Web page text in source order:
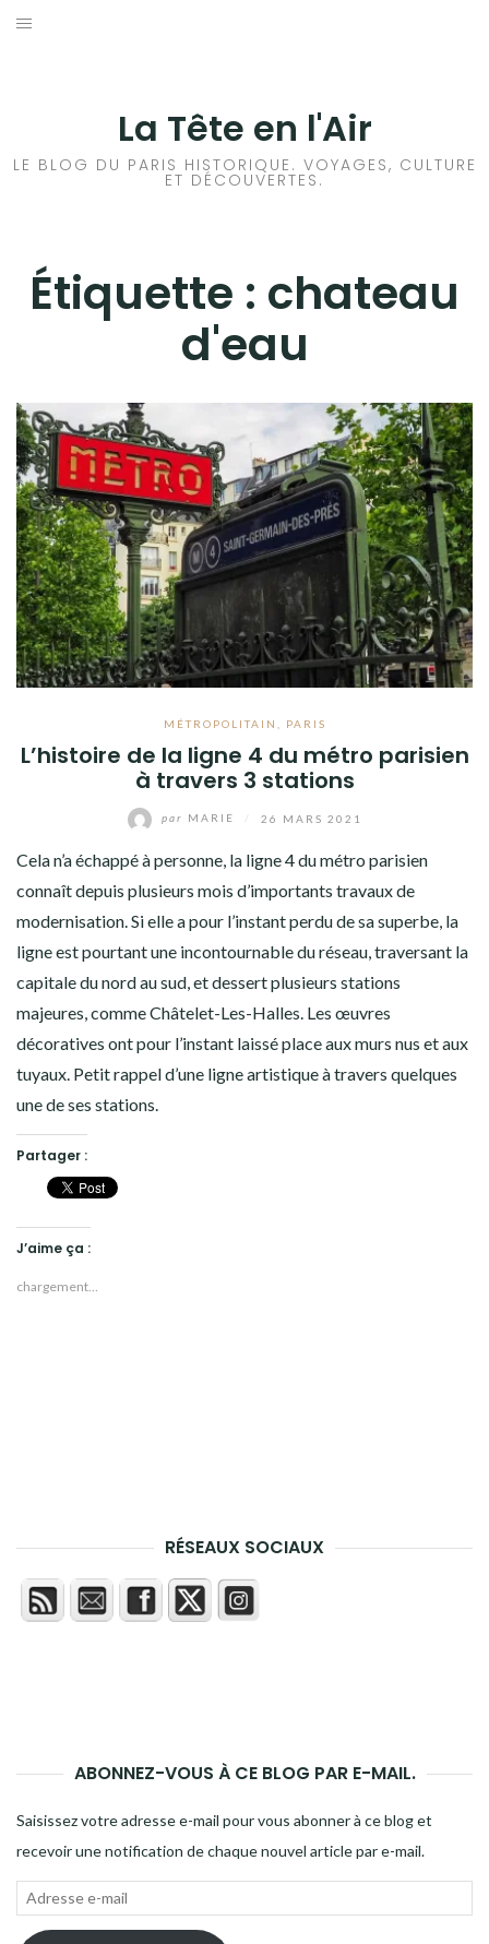
Aller
La Tête en l'Air
LE BLOG DU PARIS HISTORIQUE. VOYAGES, CULTURE
ET DÉCOUVERTES.
Étiquette : chateau
d'eau
MÉTROPOLITAIN PARIS
L’histoire de la ligne 4 du métro parisien
à travers 3 stations
par MARIE 26 MARS 2021
Cela n’a échappé à personne, la ligne 4 du métro parisien
connaît depuis plusieurs mois d’importants travaux de
modernisation. Si elle a pour l’instant perdu de sa superbe, la
ligne est pourtant une incontournable du réseau, traversant la
capitale du nord au sud, et dessert plusieurs stations
majeures, comme Châtelet-Les-Halles. Les œuvres
décoratives ont pour l’instant laissé place aux murs nus et aux
tuyaux. Petit rappel d’une ligne artistique à travers quelques
une de ses stations.
Partager :
J’aime ça :
chargement…
RÉSEAUX SOCIAUX
ABONNEZ-VOUS À CE BLOG PAR E-MAIL.
Saisissez votre adresse e-mail pour vous abonner à ce blog et
recevoir une notification de chaque nouvel article par e-mail.
Adresse
HISTOIRES EN ILE DE FRANCE
VOYAGES À L’ÉTRANGER